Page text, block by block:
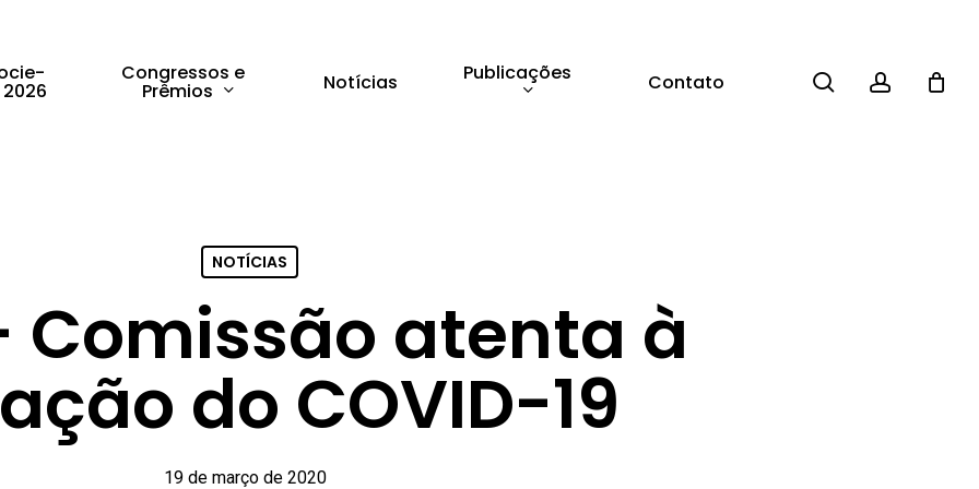
Congressos e
Prêmios Notícias Publicações Contato search account
NOTÍCIAS
Comissão atenta à
do COVID-19
19 de março de 2020